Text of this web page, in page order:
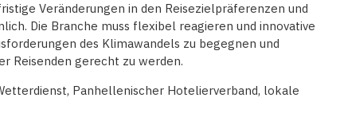
Veränderungen in den Reisezielpräferenzen und
Die Branche muss flexibel reagieren und innovative
des Klimawandels zu begegnen und
Reisenden gerecht zu werden.
Panhellenischer Hotelierverband, lokale